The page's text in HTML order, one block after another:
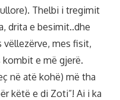
Thelbi i tregimit
drita e besimit..dhe
vëllezërve, mes fisit,
e më gjerë.
në atë kohë) më tha
këtë e di Zoti”! Ai i ka